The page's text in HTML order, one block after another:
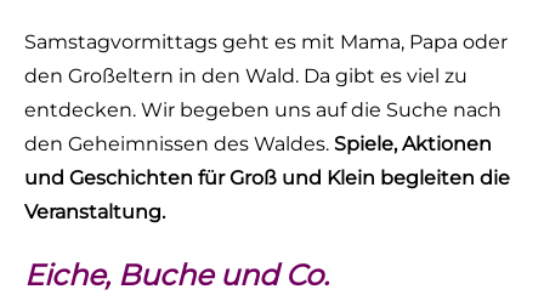
Samstagvormittags geht es mit Mama, Papa oder
den Großeltern in den Wald. Da gibt es viel zu
entdecken. Wir begeben uns auf die Suche nach
den Geheimnissen des Waldes. Spiele, Aktionen
und Geschichten für Groß und Klein begleiten die
Veranstaltung.
Eiche, Buche und Co.